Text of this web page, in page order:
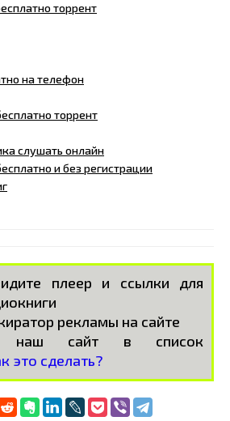
торрент
на телефон
торрент
слушать онлайн
и без регистрации
плеер и ссылки для
рекламы на сайте
наш сайт в список
это сделать?